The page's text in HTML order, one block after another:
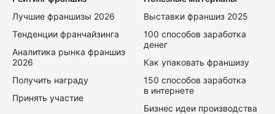
Лучшие франшизы 2026
Тенденции франчайзинга
Аналитика рынка франшиз
2026
Получить награду
Принять участие
Выставки франшиз 2025
100 способов заработка
денег
Как упаковать франшизу
150 способов заработка
в интернете
Бизнес идеи производства